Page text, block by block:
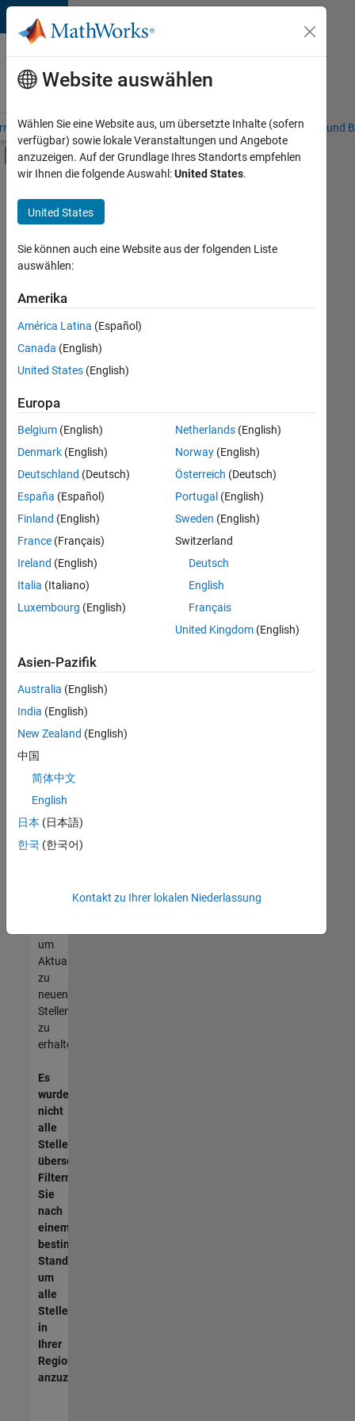
Weiter zum Inhalt
Karriere
bei
MathWorks
– Übersicht Stellensuche Niederlassungen Studierende und
Umschaltung für Off-Canvas-
Hauptinhalt
Information Technology
Commercial Sales
Customer Support
Marketing Communications
Marketing Services
Finance and Operations
+5
Derzeit
es
keine
offenen
Stellen,
Ihren
Suchkriterien
entsprechen.
können
die
Suchkriterien
weiter
fassen
oder
alle
Stellenangebote
anzeigen .
noch
keine
offenen
Stellen
können,
die
Ihren
entsprechen,
werden
unseres
um
Aktualisierungen
zu
neuen
Stellenangeboten
zu
erhalten.
Es
wurden
nicht
alle
Stellen
übersetzt.
Filtern
Sie
nach
einem
bestimmten
Standort,
um
alle
Stellenangebote
in
Ihrer
Region
anzuzeigen.
Website auswählen
Wählen Sie eine Website aus, um übersetzte Inhalte (sofern
verfügbar) sowie lokale Veranstaltungen und Angebote
anzuzeigen. Auf der Grundlage Ihres Standorts empfehlen
wir Ihnen die folgende Auswahl:United States.
United States
Sie können auch eine Website aus der folgenden Liste
auswählen:
Amerika
América Latina (Español)
Canada (English)
United States (English)
Europa
Belgium (English)
Denmark (English)
Deutschland (Deutsch)
España (Español)
Finland (English)
France (Français)
Ireland (English)
Italia (Italiano)
Luxembourg (English)
Netherlands(English)
Norway(English)
Österreich (Deutsch)
Portugal (English)
Sweden (English)
Switzerland
Deutsch
English
Français
United Kingdom(English)
Asien-Pazifik
Australia (English)
India (English)
New Zealand (English)
中国
简体中文
English
日本 (日本語)
한국 (한국어)
Kontakt zu Ihrer lokalen Niederlassung